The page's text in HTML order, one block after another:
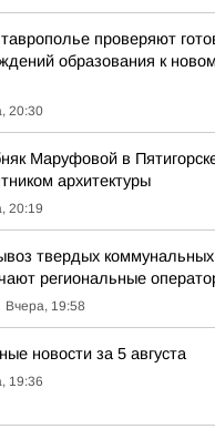
проверяют
образования к
20:30
Маруфовой в
архитектуры
20:19
твердых коммунальных
региональные
Вчера, 19:58
новости за 5 августа
19:36